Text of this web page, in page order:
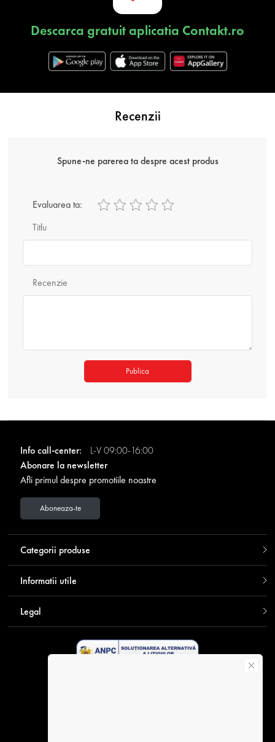
Descarca gratuit aplicatia Contakt.ro
Recenzii
Spune-ne parerea ta despre acest produs
Titlu
Evaluarea ta:
Recenzie
Publica
Info call-center:
L-V 09:00-16:00
Abonare la newsletter
Afli primul despre promotiile noastre
Aboneaza-te
Categorii produse
Informatii utile
Legal